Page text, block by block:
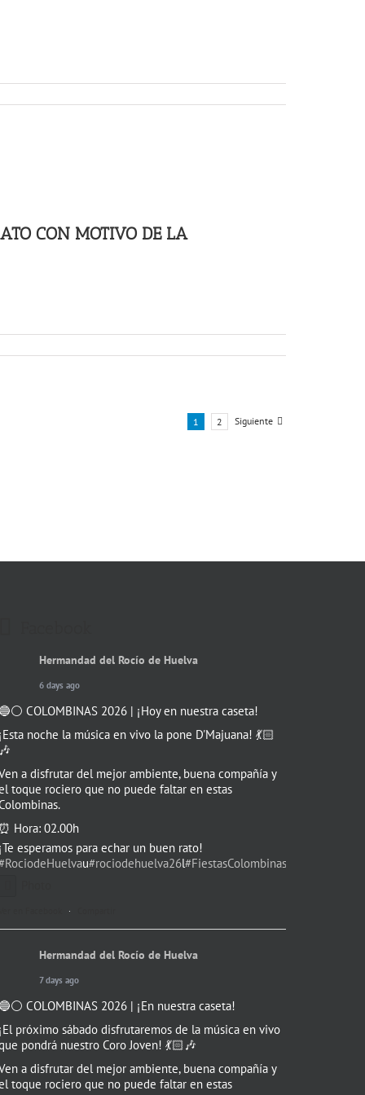
CON MOTIVO DE LA
1 2 Siguiente
Hermandad del Rocío de Huelva
6 days ago
COLOMBINAS 2026 | ¡Hoy en nuestra caseta!
noche la música en vivo la pone D'Majuana! 💃🏻
a disfrutar del mejor ambiente, buena compañía y
toque rociero que no puede faltar en estas
Hora: 02.00h
esperamos para echar un buen rato!
u#rociodehuelva26l#FiestasColombinas
·
Hermandad del Rocío de Huelva
7 days ago
COLOMBINAS 2026 | ¡En nuestra caseta!
próximo sábado disfrutaremos de la música en vivo
pondrá nuestro Coro Joven! 💃🏻🎶
a disfrutar del mejor ambiente, buena compañía y
toque rociero que no puede faltar en estas